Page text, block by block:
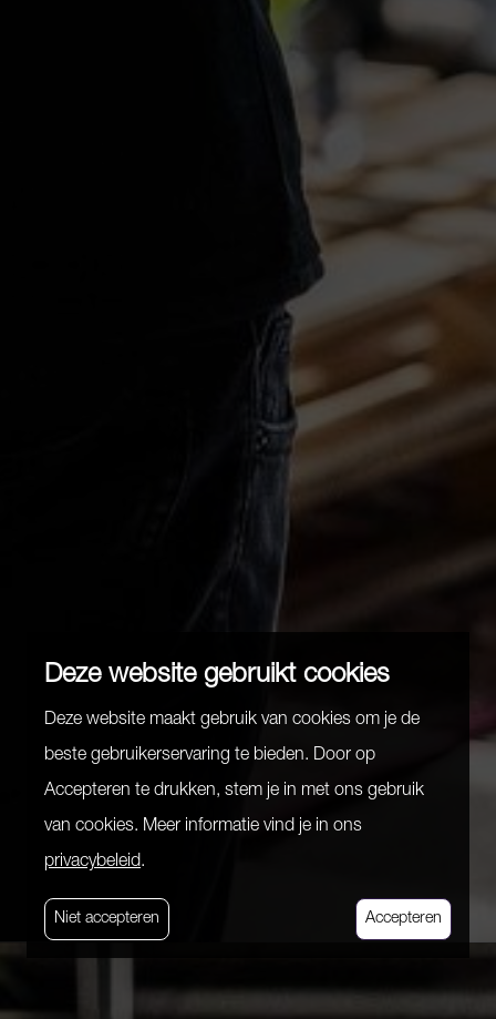
Deze website gebruikt cookies
Deze website maakt gebruik van cookies om je de
beste gebruikerservaring te bieden. Door op
Accepteren te drukken, stem je in met ons gebruik
van cookies. Meer informatie vind je in ons
privacybeleid.
Niet accepteren Accepteren